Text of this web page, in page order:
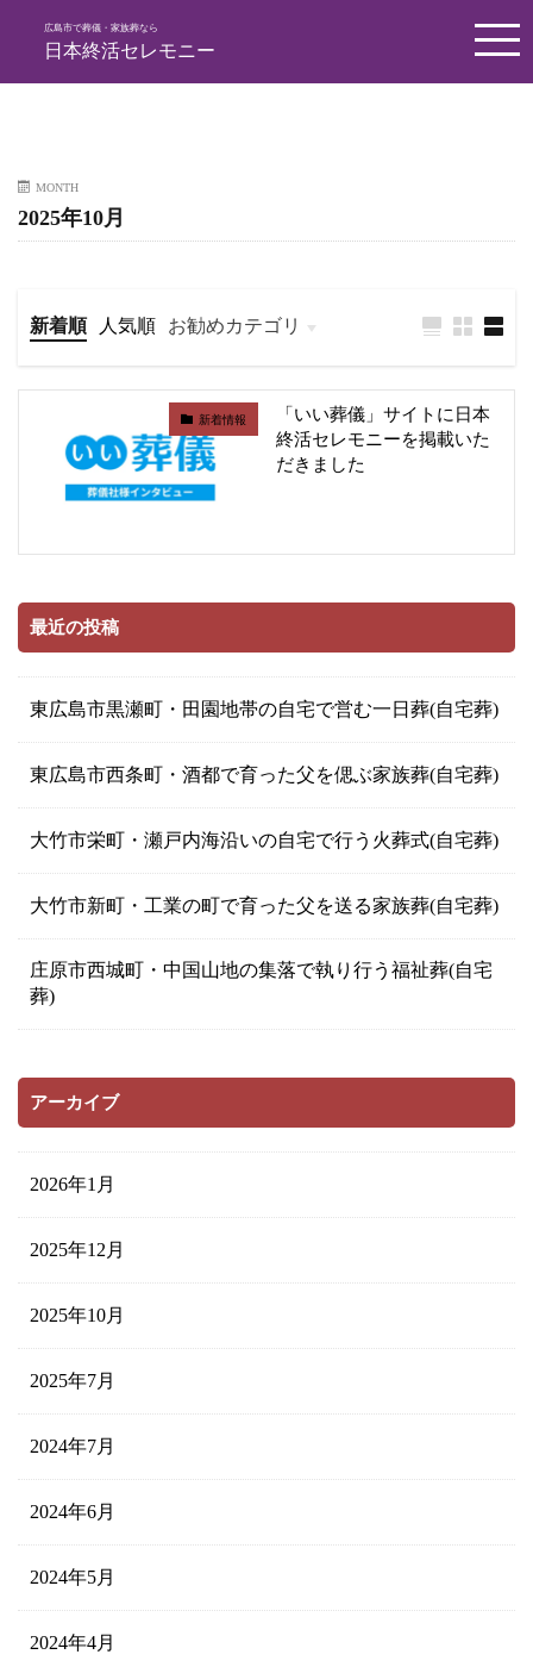
広島市で葬儀・家族葬なら
日本終活セレモニー
MONTH
2025年10月
新着順 人気順
お勧めカテゴリ
新着情報
「いい葬儀」サイトに日本
終活セレモニーを掲載いた
だきました
最近の投稿
東広島市黒瀬町・田園地帯の自宅で営む一日葬(自宅葬)
東広島市西条町・酒都で育った父を偲ぶ家族葬(自宅葬)
大竹市栄町・瀬戸内海沿いの自宅で行う火葬式(自宅葬)
大竹市新町・工業の町で育った父を送る家族葬(自宅葬)
庄原市西城町・中国山地の集落で執り行う福祉葬(自宅
葬)
アーカイブ
2026年1月
2025年12月
2025年10月
2025年7月
2024年7月
2024年6月
2024年5月
2024年4月